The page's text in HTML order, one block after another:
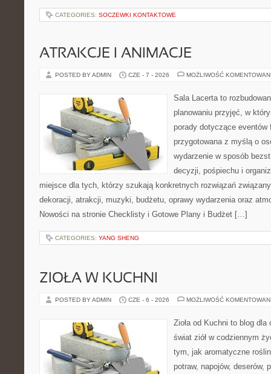
CATEGORIES: SOCZEWKI KONTAKTOWE
ATRAKCJE I ANIMACJE
POSTED BY ADMIN CZE - 7 - 2026 MOŻLIWOŚĆ
Sala Lacerta to
planowaniu przyjęć, w
porady dotyczące eventów
przygotowana z myślą o
wydarzenie w sposób
decyzji, pośpiechu i
miejsce dla tych, którzy szukają konkretnych rozwiązań
dekoracji, atrakcji, muzyki, budżetu, oprawy wydarzenia oraz
Nowości na stronie Checklisty i Gotowe Plany i Budżet […]
CATEGORIES: YANG SHENG
ZIOŁA W KUCHNI
POSTED BY ADMIN CZE - 6 - 2026 MOŻLIWOŚĆ
Zioła od Kuchni to blog
świat ziół w codziennym
tym, jak aromatyczne
potraw, napojów, deserów,